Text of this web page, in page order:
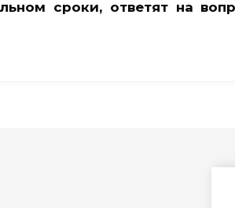
сроки, ответят на